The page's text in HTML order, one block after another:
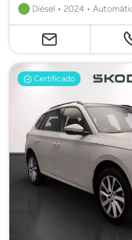
Diésel • 2024 •
Certificado